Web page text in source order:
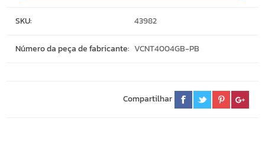
SKU: 43982
Número da peça de fabricante: VCNT4004GB-PB
Compartilhar